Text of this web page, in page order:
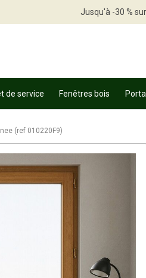
Jusqu'à -30 %
de service Fenêtres bois
(ref 010220F9)